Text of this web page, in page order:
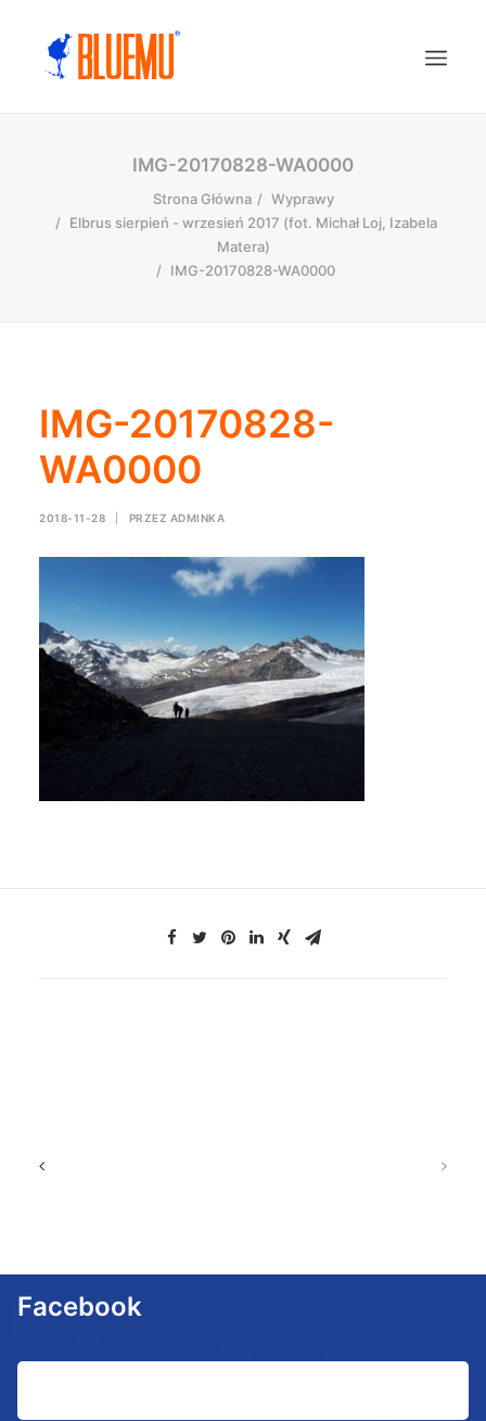
IMG-20170828-WA0000
Strona Główna
Wyprawy
Elbrus sierpień - wrzesień 2017 (fot. Michał Loj, Izabela
Matera)
IMG-20170828-WA0000
IMG-20170828-
WA0000
2018-11-28 PRZEZ ADMINKA
Facebook